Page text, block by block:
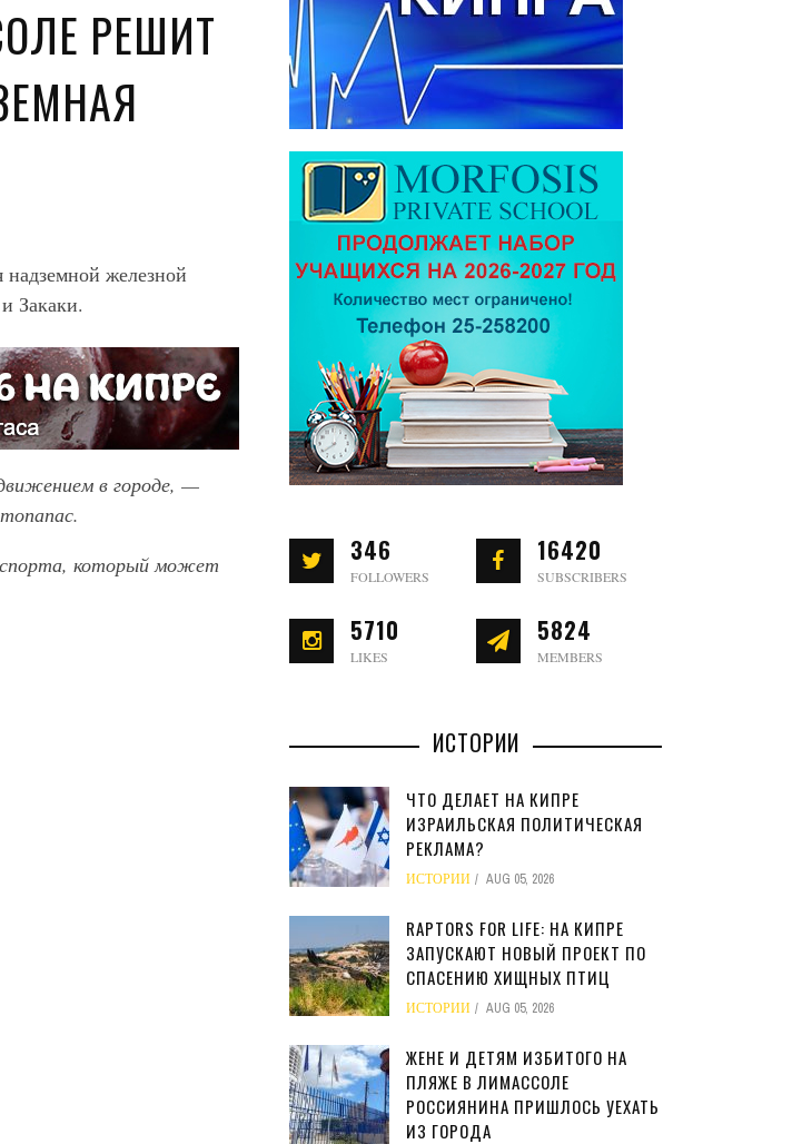
РЕШИТ
железной
Закаки.
в городе, —
который может
346
FOLLOWERS
16420
SUBSCRIBERS
5710
LIKES
5824
MEMBERS
ИСТОРИИ
ЧТО ДЕЛАЕТ НА КИПРЕ
ИЗРАИЛЬСКАЯ ПОЛИТИЧЕСКАЯ
РЕКЛАМА?
ИСТОРИИ AUG 05, 2026
RAPTORS FOR LIFE: НА КИПРЕ
ЗАПУСКАЮТ НОВЫЙ ПРОЕКТ ПО
СПАСЕНИЮ ХИЩНЫХ ПТИЦ
ИСТОРИИ AUG 05, 2026
ЖЕНЕ И ДЕТЯМ ИЗБИТОГО НА
ПЛЯЖЕ В ЛИМАССОЛЕ
РОССИЯНИНА ПРИШЛОСЬ УЕХАТЬ
ИЗ ГОРОДА